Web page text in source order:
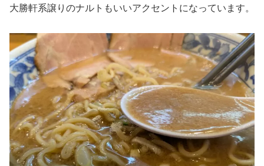
大勝軒系譲りのナルトもいいアクセントになっています。